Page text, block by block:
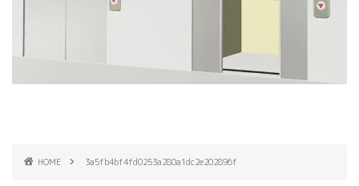
HOME 3a5fb4bf4fd0253a280a1dc2e202896f